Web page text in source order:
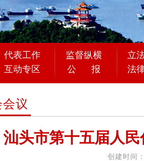
代表工作 监督纵横 立
互动专区 公 报 法
议
汕头市第十五届人民
创建时间